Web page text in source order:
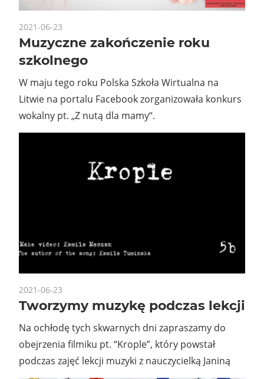
2021-06-23
Muzyczne zakończenie roku
szkolnego
W maju tego roku Polska Szkoła Wirtualna na
Litwie na portalu Facebook zorganizowała konkurs
wokalny pt. „Z nutą dla mamy“.
2021-06-23
Tworzymy muzykę podczas lekcji
Na ochłodę tych skwarnych dni zapraszamy do
obejrzenia filmiku pt. “Krople”, który powstał
podczas zajęć lekcji muzyki z nauczycielką Janiną